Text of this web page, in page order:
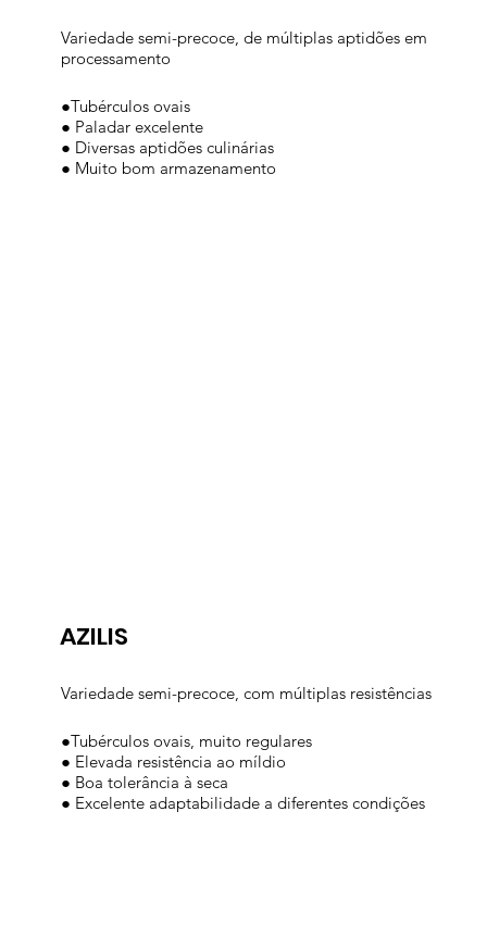
Variedade semi-precoce, de múltiplas aptidões em
processamento
●Tubérculos ovais
● Paladar excelente
● Diversas aptidões culinárias
● Muito bom armazenamento
AZILIS
Variedade semi-precoce, com múltiplas resistências
●Tubérculos ovais, muito regulares
● Elevada resistência ao míldio
● Boa tolerância à seca
● Excelente adaptabilidade a diferentes condições